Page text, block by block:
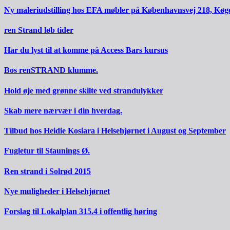
Ny maleriudstilling hos EFA møbler på Københavnsvej 218,
ren Strand løb tider
Har du lyst til at komme på Access Bars kursus
Bos renSTRAND klumme.
Hold øje med grønne skilte ved strandulykker
Skab mere nærvær i din hverdag.
Tilbud hos Heidie Kosiara i Helsehjørnet i August og September
Fugletur til Staunings Ø.
Ren strand i Solrød 2015
Nye muligheder i Helsehjørnet
Forslag til Lokalplan 315.4 i offentlig høring